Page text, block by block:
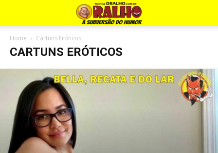
Home Cartuns Eróticos
CARTUNS ERÓTICOS